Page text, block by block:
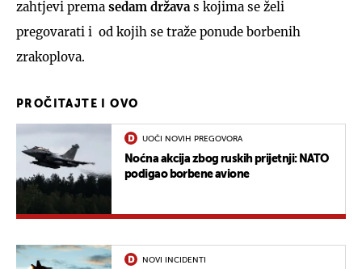
zahtjevi prema sedam državas kojima se želi
pregovarati i od kojih se traže ponude borbenih
zrakoplova.
PROČITAJTE I OVO
UOČI NOVIH PREGOVORA
Noćna akcija zbog ruskih prijetnji: NATO
podigao borbene avione
NOVI INCIDENTI